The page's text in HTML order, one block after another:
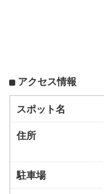
アクセス情報
スポット名
住所
駐車場